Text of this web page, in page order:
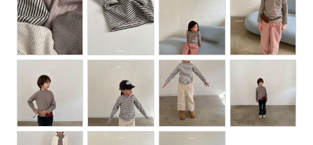
Socks
Shoes
Accessories / Goods